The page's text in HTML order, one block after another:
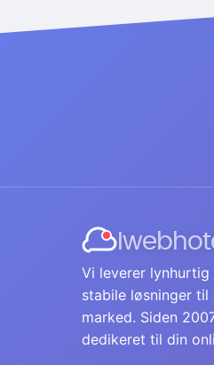
Vi leverer
stabile løsninger til
marked. Siden
dedikeret til din